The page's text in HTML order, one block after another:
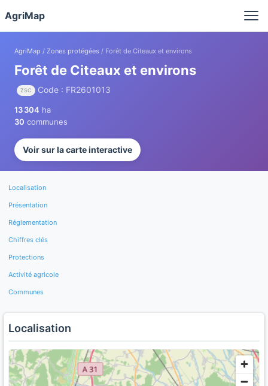
AgriMap
AgriMap / Zones protégées / Forêt de Citeaux et environs
Forêt de Citeaux et environs
ZSC Code : FR2601013
13 304 ha
30 communes
Voir sur la carte interactive
Localisation
Présentation
Réglementation
Chiffres clés
Protections
Activité agricole
Communes
Localisation